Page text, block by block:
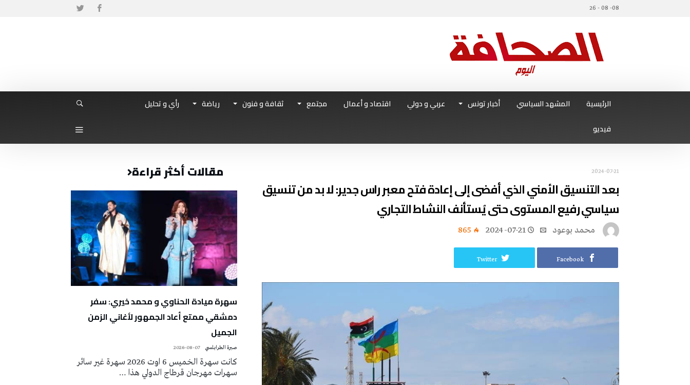
08- 08 - 26
الرئيسية المشهد السياسي أخبار تونس عربي و دولي اقتصاد و أعمال مجتمع ثقافة و فنون رياضة
رأي و تحليل
فيديو
2024-07-21
بعد التنسيق الأمني الذي أفضى إلى إعادة فتح معبر راس جدير: لا بد من تنسيق
سياسي رفيع المستوى حتى يُستأنف النشاط التجاري
محمد بوعود 2024-07-21
865
Facebook
Twitter
مقالات أكثر قراءة
سهرة ميادة الحناوي و محمد خيري: سفر
دمشقي ممتع أعاد الجمهور لأغاني الزمن
الجميل
صبرة الطرابلسي 2026-08-07
كانت سهرة الخميس 6 اوت 2026 سهرة غير سائر
سهرات مهرجان قرطاج الدولي هذا …